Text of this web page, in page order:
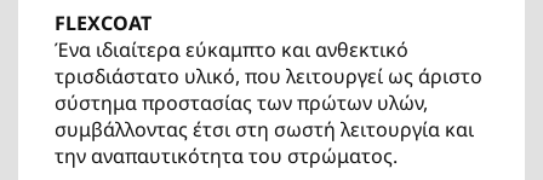
FLEXCOAT
Ένα ιδιαίτερα εύκαμπτο και ανθεκτικό
τρισδιάστατο υλικό, που λειτουργεί ως άριστο
σύστημα προστασίας των πρώτων υλών,
συμβάλλοντας έτσι στη σωστή λειτουργία και
την αναπαυτικότητα του στρώματος.